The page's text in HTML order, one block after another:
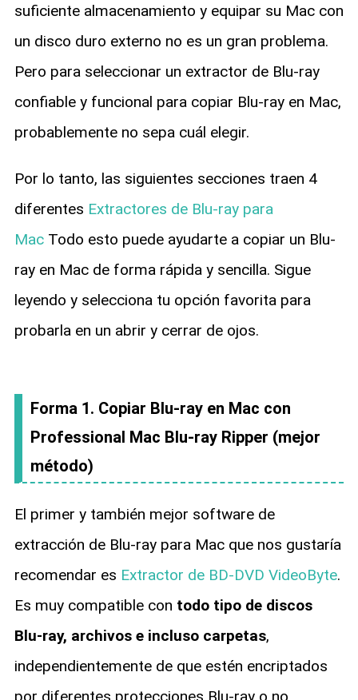
suficiente almacenamiento y equipar su Mac con
un disco duro externo no es un gran problema.
Pero para seleccionar un extractor de Blu-ray
confiable y funcional para copiar Blu-ray en Mac,
probablemente no sepa cuál elegir.
Por lo tanto, las siguientes secciones traen 4
diferentes Extractores de Blu-ray para
MacTodo esto puede ayudarte a copiar un Blu-
ray en Mac de forma rápida y sencilla. Sigue
leyendo y selecciona tu opción favorita para
probarla en un abrir y cerrar de ojos.
Forma 1. Copiar Blu-ray en Mac con
Professional Mac Blu-ray Ripper (mejor
método)
El primer y también mejor software de
extracción de Blu-ray para Mac que nos gustaría
recomendar es Extractor de BD-DVD VideoByte.
Es muy compatible con todo tipo de discos
Blu-ray, archivos e incluso carpetas,
independientemente de que estén encriptados
por diferentes protecciones Blu-ray o no.